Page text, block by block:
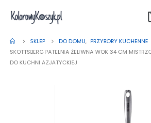
SKLEP DO DOMU, PRZYBORY KUCHENNE
SKOTTSBERG PATELNIA ŻELIWNA WOK 34 CM
DO KUCHNI AZJATYCKIEJ